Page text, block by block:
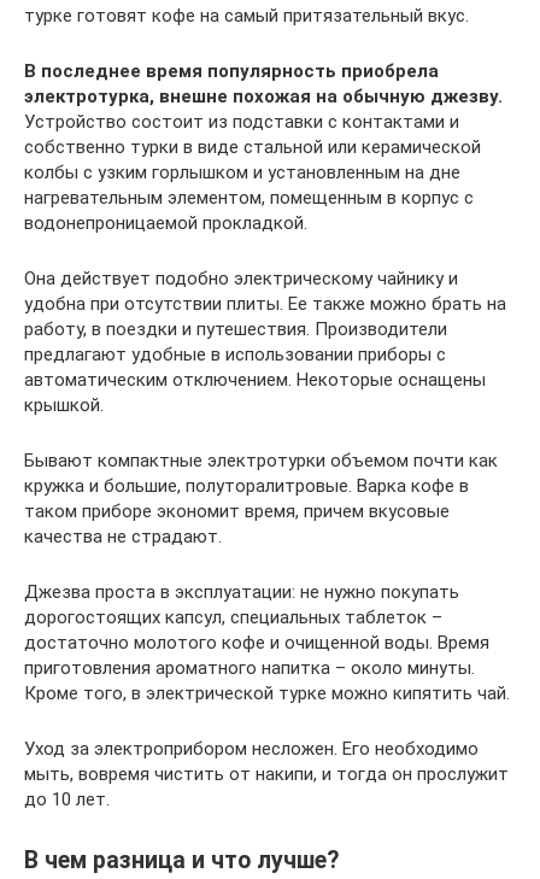
турке готовят кофе на самый притязательный вкус.
В последнее время популярность приобрела
электротурка, внешне похожая на обычную джезву.
Устройство состоит из подставки с контактами и
собственно турки в виде стальной или керамической
колбы с узким горлышком и установленным на дне
нагревательным элементом, помещенным в корпус с
водонепроницаемой прокладкой.
Она действует подобно электрическому чайнику и
удобна при отсутствии плиты. Ее также можно брать на
работу, в поездки и путешествия. Производители
предлагают удобные в использовании приборы с
автоматическим отключением. Некоторые оснащены
крышкой.
Бывают компактные электротурки объемом почти как
кружка и большие, полуторалитровые. Варка кофе в
таком приборе экономит время, причем вкусовые
качества не страдают.
Джезва проста в эксплуатации: не нужно покупать
дорогостоящих капсул, специальных таблеток –
достаточно молотого кофе и очищенной воды. Время
приготовления ароматного напитка – около минуты.
Кроме того, в электрической турке можно кипятить чай.
Уход за электроприбором несложен. Его необходимо
мыть, вовремя чистить от накипи, и тогда он прослужит
до 10 лет.
В чем разница и что лучше?